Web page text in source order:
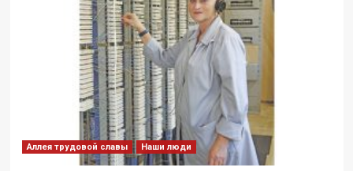
Аллея трудовой славы Наши люди